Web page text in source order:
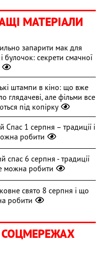
МАТЕРІАЛИ
запарити мак для
булочок: секрети смачної
штампи в кіно: що вже
глядачеві, але фільми все
під копірку
Спас 1 серпня – традиції і
робити
спас 6 серпня - традиції
можна робити
свято 8 серпня і що
робити